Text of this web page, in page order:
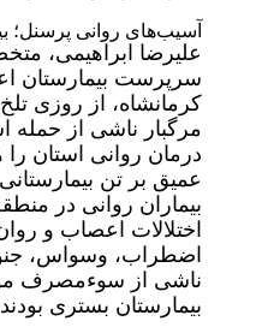
آسیب‌های روانی پرسنل؛
علیرضا ابراهیمی،
سرپرست بیمارستان
کرمانشاه، از روزی
مرگبار ناشی از حمله
درمان روانی استان
عمیق بر تن
بیماران روانی در
اختلالات اعصاب و
اضطراب، وسواس،
ناشی از سوءمصرف
بیمارستان بستری